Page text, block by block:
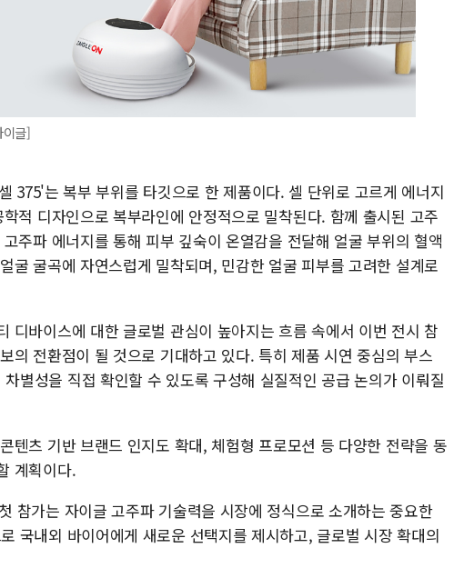
글]
375'는 복부 부위를 타깃으로 한 제품이다. 셀 단위로 고르게 에너지
적 디자인으로 복부라인에 안정적으로 밀착된다. 함께 출시된 고주
주파 에너지를 통해 피부 깊숙이 온열감을 전달해 얼굴 부위의 혈액
굴 굴곡에 자연스럽게 밀착되며, 민감한 얼굴 피부를 고려한 설계로
디바이스에 대한 글로벌 관심이 높아지는 흐름 속에서 이번 전시 참
의 전환점이 될 것으로 기대하고 있다. 특히 제품 시연 중심의 부스
별성을 직접 확인할 수 있도록 구성해 실질적인 공급 논의가 이뤄질
텐츠 기반 브랜드 인지도 확대, 체험형 프로모션 등 다양한 전략을 동
계획이다.
참가는 자이글 고주파 기술력을 시장에 정식으로 소개하는 중요한
국내외 바이어에게 새로운 선택지를 제시하고, 글로벌 시장 확대의